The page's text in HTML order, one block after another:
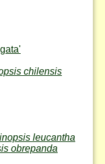
chilensis
leucantha
obrepanda